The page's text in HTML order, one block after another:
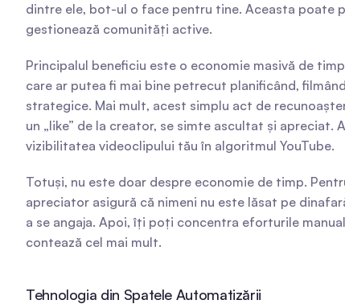
dintre ele, bot-ul o face pentru tine. Aceasta poate
gestionează comunități active.
Principalul beneficiu este o economie masivă de
care ar putea fi mai bine petrecut planificând,
strategice. Mai mult, acest simplu act de
un „like” de la creator, se simte ascultat și
vizibilitatea videoclipului tău în algoritmul YouTube.
Totuși, nu este doar despre economie de timp.
apreciator asigură că nimeni nu este lăsat pe
a se angaja. Apoi, îți poți concentra eforturile
contează cel mai mult.
Tehnologia din Spatele Automatizării